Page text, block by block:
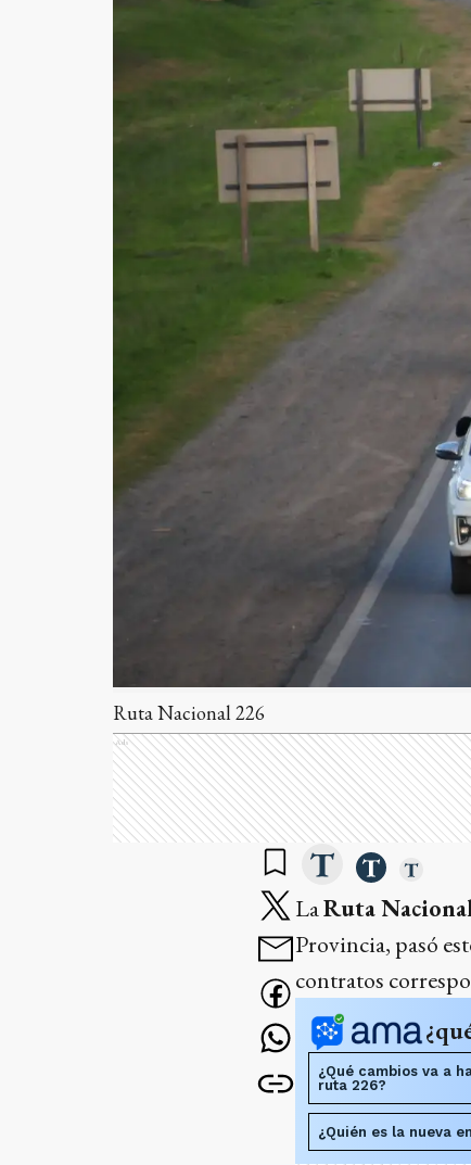
Ruta Nacional 226
Ads
LaRuta
Provincia, pasó
contratos
¿Qué cambios va a
ruta 226?
¿Quién es la nueva